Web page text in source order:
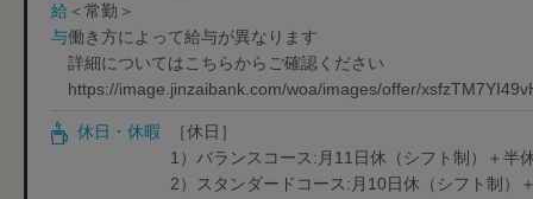
給
与
＜常勤＞
働き方によって給与が異なります
詳細についてはこちらからご確認ください
https://image.jinzaibank.com/woa/images/offer/
休日・休暇
［休日］
1）バランスコース:月11日休（シフト制）＋半
2）スタンダードコース:月10日休（シフト制）